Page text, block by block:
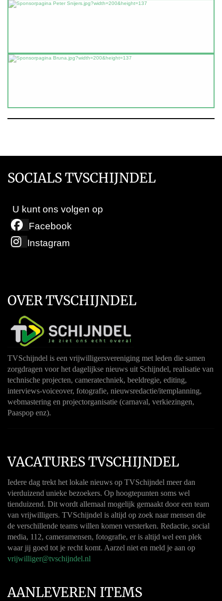
SOCIALS TVSCHIJNDEL
U kunt ons volgen op
Facebook
Instagram
OVER TVSCHIJNDEL
TVSchijndel is een vrijwilligersvereniging met leden die samen
zorgdragen voor het dagelijkse nieuws uit Schijndel, realisatie van
technische projecten, cameratechniek, beeldregie, editing,
interviews-voiceover, fotografie, nieuwsredactie/itemplanning,
webmastering en projectorganisatie (carnaval, verkiezingen,
Paaspop enz).
VACATURES TVSCHIJNDEL
Iedere dag trekt het lokale nieuws op TVSchijndel meer dan
vierduizend unieke bezoekers. Op hoogtepunten soms wel
tienduizend. Dit wordt allemaal mogelijk gemaakt door een team
van vrijwilligers. TVSchijndel is altijd op zoek naar mensen die
de verschillende teams willen komen versterken. Redactie, social
media, 112, cameramensen, fotografie, er is altijd wel een plek
waar jij goed tot je recht komt. Aarzel niet en meld je aan op
vrijwilliger@tvschijndel.nl
AANLEVEREN ITEMS